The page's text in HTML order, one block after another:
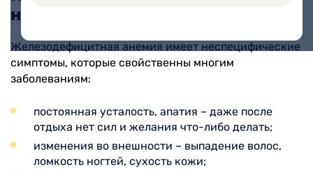
на нехватку железа в организме?
Железодефицитная анемия имеет неспецифические
симптомы, которые свойственны многим
заболеваниям:
постоянная усталость, апатия – даже после
отдыха нет сил и желания что-либо делать;
изменения во внешности – выпадение волос,
ломкость ногтей, сухость кожи;